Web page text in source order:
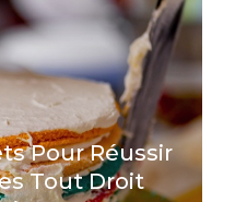
Pour Réussir
Tout Droit